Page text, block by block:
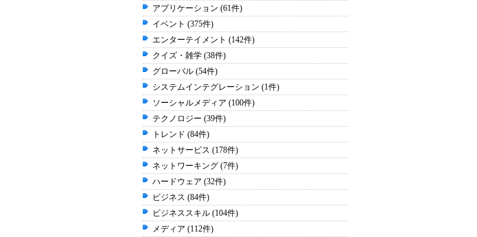
アプリケーション (61件)
イベント (375件)
エンターテイメント (142件)
クイズ・雑学 (38件)
グローバル (54件)
システムインテグレーション (1件)
ソーシャルメディア (100件)
テクノロジー (39件)
トレンド (84件)
ネットサービス (178件)
ネットワーキング (7件)
ハードウェア (32件)
ビジネス (84件)
ビジネススキル (104件)
メディア (112件)